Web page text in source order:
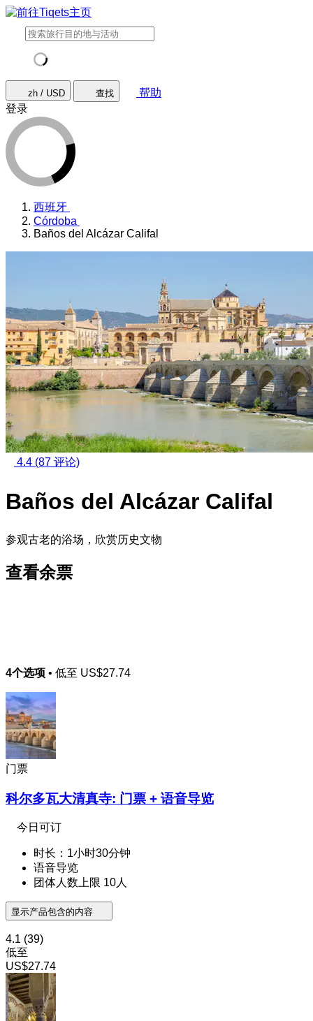
zh / USD 查找
帮助
登录
西班牙
Córdoba
Baños del Alcázar Califal
4.4 (87 评论)
Baños del Alcázar Califal
参观古老的浴场，欣赏历史文物
查看余票
4个选项 • 低至 US$27.74
门票
科尔多瓦大清真寺: 门票 + 语音导览
今日可订
时长：1小时30分钟
语音导览
团体人数上限 10人
显示产品包含的内容
4.1 (39)
低至
US$27.74